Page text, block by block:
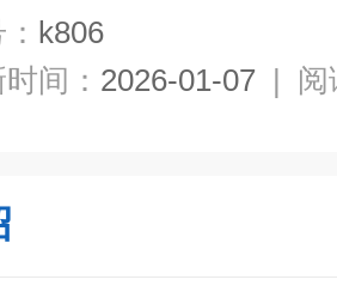
k806
间： 2026-01-07 | 阅